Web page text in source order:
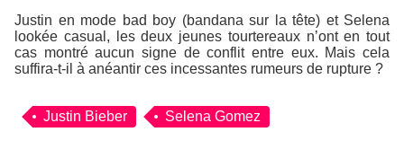
Justin en mode bad boy (bandana sur la tête) et Selena
lookée casual, les deux jeunes tourtereaux n’ont en tout
cas montré aucun signe de conflit entre eux. Mais cela
suffira-t-il à anéantir ces incessantes rumeurs de rupture ?
Justin Bieber Selena Gomez